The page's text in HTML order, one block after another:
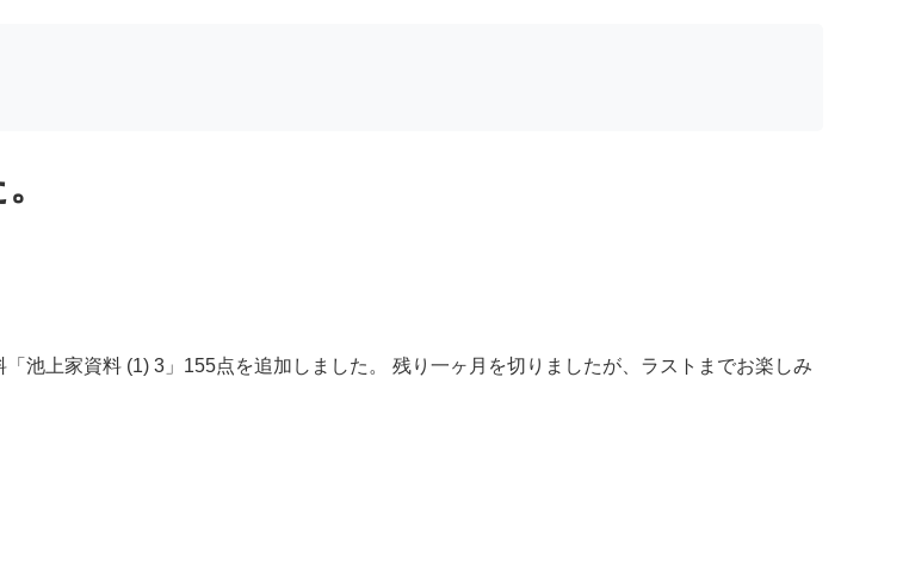
池上家資料 (1) 3」155点を追加しました。 残り一ヶ月を切りましたが、ラストまでお楽しみ